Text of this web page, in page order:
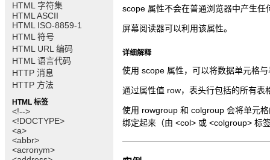
HTML 字符集
HTML ASCII
HTML ISO-8859-1
HTML 符号
HTML URL 编码
HTML 语言代码
HTTP 消息
HTTP 方法
HTML 标签
<!-->
<!DOCTYPE>
<a>
<abbr>
<acronym>
scope 属性不会在普通浏览器中产生任
屏幕阅读器可以利用该属性。
详细解释
使用 scope 属性，可以将数据单元格
通过属性值 row，表头行包括的所有表
使用 rowgroup 和 colgroup 会将单元
绑定起来（由 <col> 或 <colgroup> 标